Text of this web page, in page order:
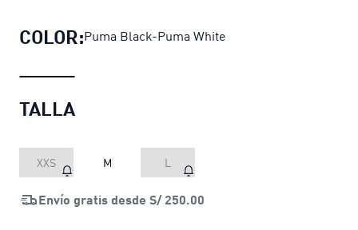
COLOR:Puma Black-Puma White
TALLA
XXS M L
Envío gratis desde S/ 250.00